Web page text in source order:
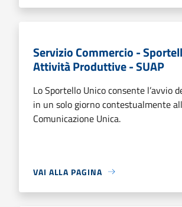
Servizio Commercio -
Attività Produttive - SUAP
Lo Sportello Unico consente l’avvio
in un solo giorno contestualmente
Comunicazione Unica.
VAI ALLA PAGINA